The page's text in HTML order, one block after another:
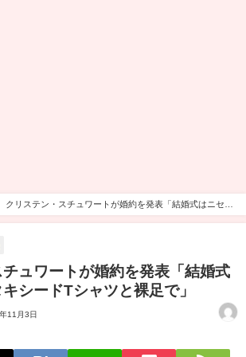
クリステン・スチュワートが婚約を発表「結婚式はニセモ
足で」
ュワートが婚約を発表「結婚式
シードTシャツと裸足で」
11月3日